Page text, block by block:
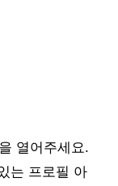
열어주세요.
는 프로필 아